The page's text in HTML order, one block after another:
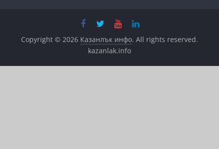
Copyright © 2026 Казанлък инфо. All rights reserved.
kazanlak.info